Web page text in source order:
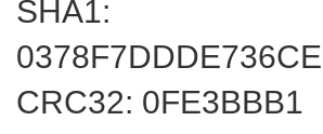
SHA1:
CRC32: 0FE3BBB1